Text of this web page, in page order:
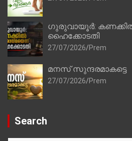
ഗുരുവായൂർ:
ഹൈക്കോടതി
27/07/2026 Prem
മനസ് സുന്ദരമാകട്ടെ
27/07/2026 Prem
Search